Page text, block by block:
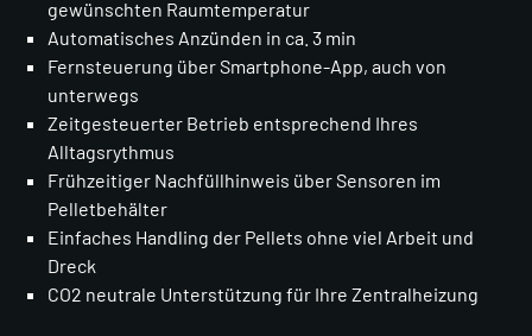
gewünschten Raumtemperatur
Automatisches Anzünden in ca. 3 min
Fernsteuerung über Smartphone-App, auch von
unterwegs
Zeitgesteuerter Betrieb entsprechend Ihres
Alltagsrythmus
Frühzeitiger Nachfüllhinweis über Sensoren im
Pelletbehälter
Einfaches Handling der Pellets ohne viel Arbeit und
Dreck
CO2 neutrale Unterstützung für Ihre Zentralheizung